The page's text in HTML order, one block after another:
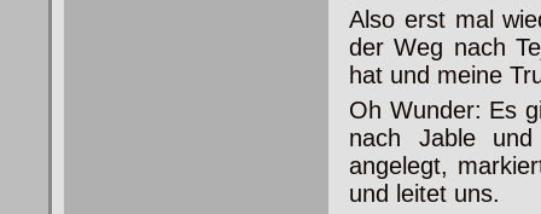
Also erst mal
der Weg nach
hat und meine
Oh Wunder: Es
nach Jable
angelegt,
und leitet uns.